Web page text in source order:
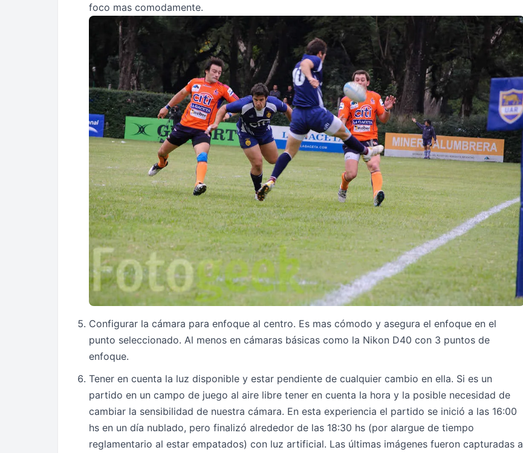
foco mas comodamente.
Configurar la cámara para enfoque al centro. Es mas cómodo y asegura el enfoque en el
punto seleccionado. Al menos en cámaras básicas como la Nikon D40 con 3 puntos de
enfoque.
Tener en cuenta la luz disponible y estar pendiente de cualquier cambio en ella. Si es un
partido en un campo de juego al aire libre tener en cuenta la hora y la posible necesidad de
cambiar la sensibilidad de nuestra cámara. En esta experiencia el partido se inició a las 16:00
hs en un día nublado, pero finalizó alrededor de las 18:30 hs (por alargue de tiempo
reglamentario al estar empatados) con luz artificial. Las últimas imágenes fueron capturadas a